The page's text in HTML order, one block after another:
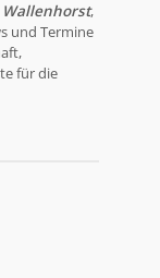
Wallenhorst,
und Termine
für die